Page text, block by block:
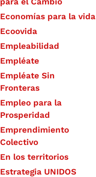
Economías para la vida
Ecoovida
Empleabilidad
Empléate
Empléate Sin
Fronteras
Empleo para la
Prosperidad
Emprendimiento
Colectivo
En los territorios
Estrategia UNIDOS